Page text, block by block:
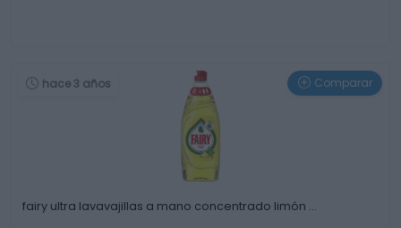
hace 3 años Comparar
fairy ultra lavavajillas a mano concentrado limón …